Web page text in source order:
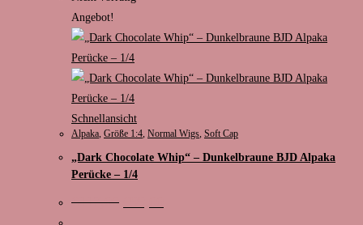
Angebot!
Schnellansicht
Alpaka, Größe 1:4, Normal Wigs, Soft Cap
„Dark Chocolate Whip“ – Dunkelbraune BJD Alpaka
Perücke – 1/4
€117,00